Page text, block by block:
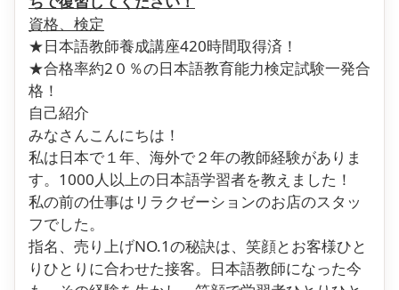
資格、検定
★日本語教師養成講座420時間取得済！
★合格率約2０％の日本語教育能力検定試験一発合
格！
自己紹介
みなさんこんにちは！
私は日本で１年、海外で２年の教師経験がありま
す。1000人以上の日本語学習者を教えました！
私の前の仕事はリラクゼーションのお店のスタッ
フでした。
指名、売り上げNO.1の秘訣は、笑顔とお客様ひと
りひとりに合わせた接客。日本語教師になった今